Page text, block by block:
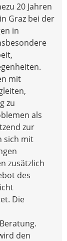
20 Jahren
Graz bei der
in
mit
zu
als
zur
sich mit
zusätzlich
des
Die
den